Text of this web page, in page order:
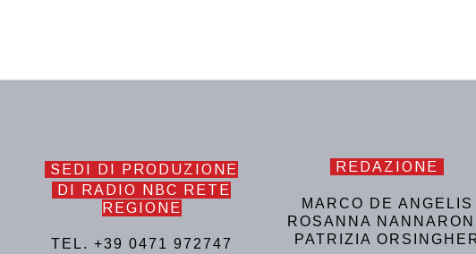
SEDI DI PRODUZIONE
DI RADIO NBC RETE
REGIONE
TEL. +39 0471 972747
REDAZIONE
MARCO DE ANGELIS
ROSANNA
PATRIZIA